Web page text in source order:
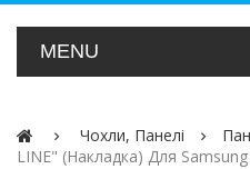
MENU
Чохли, Панелі
LINE" (накладка) Для Samsung